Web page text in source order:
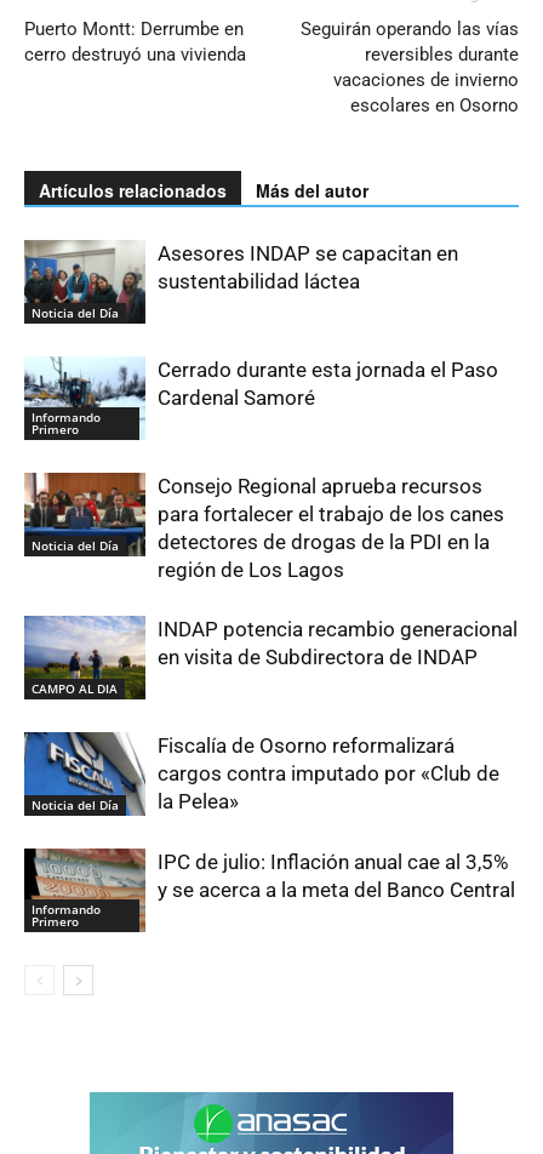
Puerto Montt: Derrumbe en
cerro destruyó una vivienda
Seguirán operando las vías
reversibles durante
vacaciones de invierno
escolares en Osorno
Artículos relacionados Más del autor
Noticia del Día
Asesores INDAP se capacitan en
sustentabilidad láctea
Informando
Primero
Cerrado durante esta jornada el Paso
Cardenal Samoré
Noticia del Día
Consejo Regional aprueba recursos
para fortalecer el trabajo de los canes
detectores de drogas de la PDI en la
región de Los Lagos
CAMPO AL DIA
INDAP potencia recambio generacional
en visita de Subdirectora de INDAP
Noticia del Día
Fiscalía de Osorno reformalizará
cargos contra imputado por «Club de
la Pelea»
Informando
Primero
IPC de julio: Inflación anual cae al 3,5%
y se acerca a la meta del Banco Central